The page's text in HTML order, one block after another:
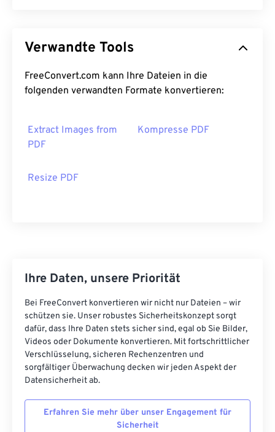
Verwandte Tools
FreeConvert.com kann Ihre Dateien in die
folgenden verwandten Formate konvertieren:
Extract Images from
PDF
Kompresse PDF
Resize PDF
Ihre Daten, unsere Priorität
Bei FreeConvert konvertieren wir nicht nur Dateien – wir
schützen sie. Unser robustes Sicherheitskonzept sorgt
dafür, dass Ihre Daten stets sicher sind, egal ob Sie Bilder,
Videos oder Dokumente konvertieren. Mit fortschrittlicher
Verschlüsselung, sicheren Rechenzentren und
sorgfältiger Überwachung decken wir jeden Aspekt der
Datensicherheit ab.
Erfahren Sie mehr über unser Engagement für
Sicherheit